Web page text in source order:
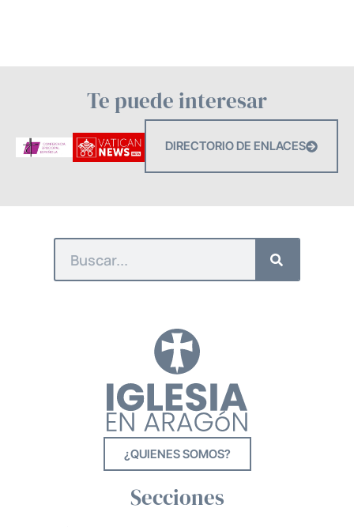
Te puede interesar
DIRECTORIO DE ENLACES
¿QUIENES SOMOS?
Secciones